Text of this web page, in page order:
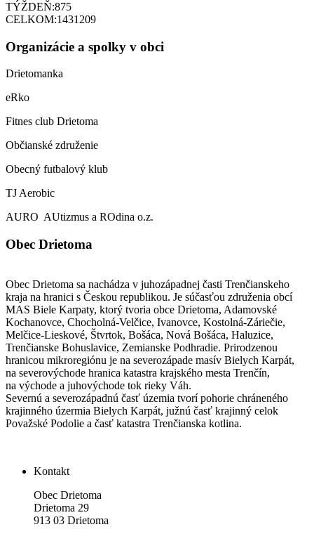
TÝŽDEŇ:875
CELKOM:1431209
Organizácie a spolky v obci
Drietomanka
eRko
Fitnes club Drietoma
Občianské združenie
Obecný futbalový klub
TJ Aerobic
AURO AUtizmus a ROdina o.z.
Obec Drietoma
Obec Drietoma sa nachádza v juhozápadnej časti Trenčianskeho
kraja na hranici s Českou republikou. Je súčasťou združenia obcí
MAS Biele Karpaty, ktorý tvoria obce Drietoma, Adamovské
Kochanovce, Chocholná-Velčice, Ivanovce, Kostolná-Záriečie,
Melčice-Lieskové, Štvrtok, Bošáca, Nová Bošáca, Haluzice,
Trenčianske Bohuslavice, Zemianske Podhradie. Prirodzenou
hranicou mikroregiónu je na severozápade masív Bielych Karpát,
na severovýchode hranica katastra krajského mesta Trenčín,
na východe a juhovýchode tok rieky Váh.
Severnú a severozápadnú časť územia tvorí pohorie chráneného
krajinného úzermia Bielych Karpát, južnú časť krajinný celok
Považské Podolie a časť katastra Trenčianska kotlina.
Kontakt
Obec Drietoma
Drietoma 29
913 03 Drietoma